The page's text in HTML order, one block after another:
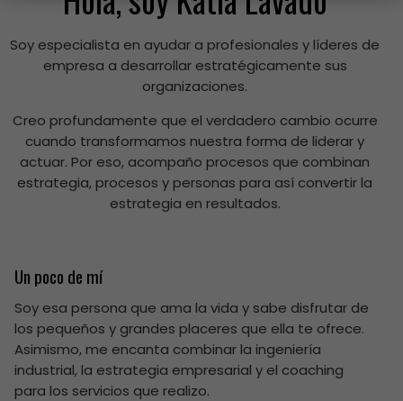
Soy especialista en ayudar a profesionales y líderes de
empresa a desarrollar estratégicamente sus
organizaciones.
Creo profundamente que el verdadero cambio ocurre
cuando transformamos nuestra forma de liderar y
actuar. Por eso, acompaño procesos que combinan
estrategia, procesos y personas para así convertir la
estrategia en resultados.
Un poco de mí
Soy esa persona que ama la vida y sabe disfrutar de
los pequeños y grandes placeres que ella te ofrece.
Asimismo, me encanta combinar la ingeniería
industrial, la estrategia empresarial y el coaching
para los servicios que realizo.